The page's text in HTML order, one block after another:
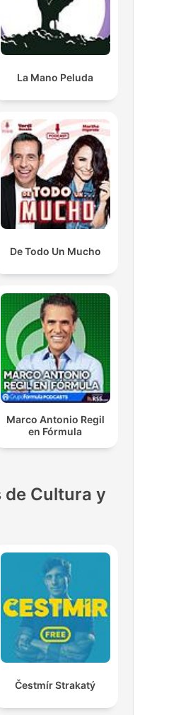
La Mano Peluda
De Todo Un Mucho
Marco Antonio Regil
en Fórmula
Cultura y
Čestmír Strakatý